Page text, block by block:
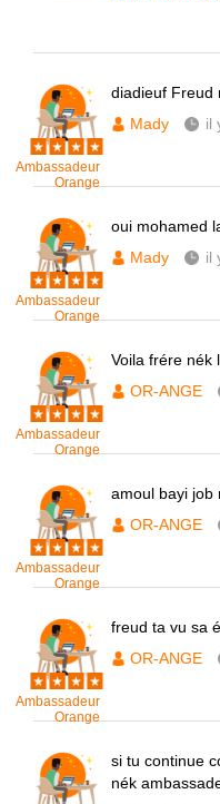
Ambassadeur
Orange
diadieuf Freud
Mady
il
Ambassadeur
Orange
oui mohamed
Mady
il
Ambassadeur
Orange
Voila frére nék
OR-ANGE
Ambassadeur
Orange
amoul bayi job
OR-ANGE
Ambassadeur
Orange
freud ta vu sa
OR-ANGE
si tu continue
nék